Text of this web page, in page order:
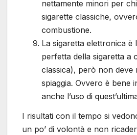
nettamente minori per
sigarette classiche,
combustione.
La sigaretta elettronica è
perfetta della sigaretta a
classica), però non deve
spiaggia. Ovvero è bene
anche l’uso di
I risultati con il tempo si
un po’ di volontà e non